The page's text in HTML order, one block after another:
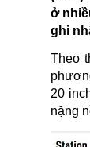
ở
ghi
Theo
20
nặng